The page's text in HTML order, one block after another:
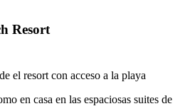
Resort
el resort con acceso a la playa
en casa en las espaciosas suites de